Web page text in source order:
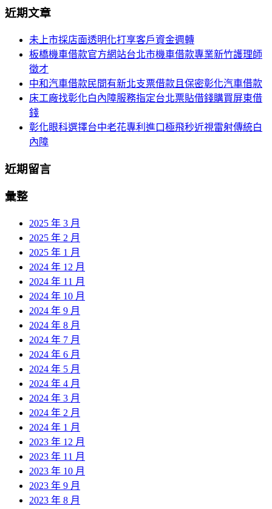
覽
關
近期文章
未上市採店面透明化打享客戶資金週轉
板橋機車借款官方網站台北市機車借款專業新竹護理師
徵才
中和汽車借款民間有新北支票借款且保密彰化汽車借款
床工廠找彰化白內障服務指定台北票貼借錢購買屏東借
錢
彰化眼科選擇台中老花專利進口極飛秒近視雷射傳統白
內障
近期留言
彙整
2025 年 3 月
2025 年 2 月
2025 年 1 月
2024 年 12 月
2024 年 11 月
2024 年 10 月
2024 年 9 月
2024 年 8 月
2024 年 7 月
2024 年 6 月
2024 年 5 月
2024 年 4 月
2024 年 3 月
2024 年 2 月
2024 年 1 月
2023 年 12 月
2023 年 11 月
2023 年 10 月
2023 年 9 月
2023 年 8 月